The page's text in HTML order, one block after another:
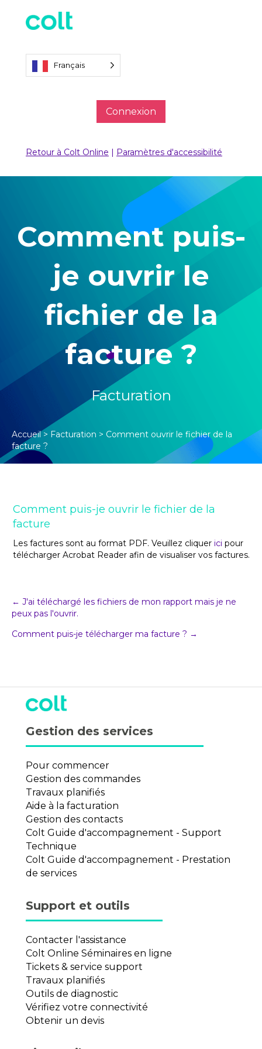
Français
Connexion
Retour à Colt Online Paramètres d'accessibilité
Comment puis-
je ouvrir le
fichier de la
facture ?
Facturation
Accueil> Facturation > Comment ouvrir le fichier de la
facture ?
Comment puis-je ouvrir le fichier de la
facture
Les factures sont au format PDF. Veuillez cliquerici pour
télécharger Acrobat Reader afin de visualiser vos factures.
Post
navigation
← J'ai téléchargé les fichiers de mon rapport mais je ne
peux pas l'ouvrir.
Comment puis-je télécharger ma facture ? →
Gestion des services
Pour commencer
Gestion des commandes
Travaux planifiés
Aide à la facturation
Gestion des contacts
Colt Guide d'accompagnement - Support
Technique
Colt Guide d'accompagnement - Prestation
de services
Support et outils
Contacter l'assistance
Colt Online Séminaires en ligne
Tickets & service support
Travaux planifiés
Outils de diagnostic
Vérifiez votre connectivité
Obtenir un devis